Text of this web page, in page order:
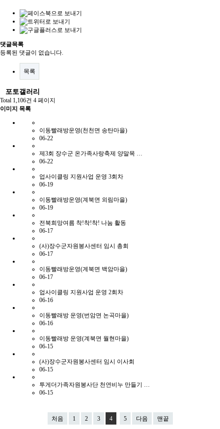
댓글목록
등록된 댓글이 없습니다.
목록
포토갤러리
Total 1,106건 4 페이지
이미지 목록
이동빨래방운영(천천면 송탄마을)
06-22
제3회 장수군 온가족사랑축제 양말목 …
06-22
업사이클링 지원사업 운영 3회차
06-19
이동빨래방운영(계북면 외림마을)
06-19
전북희망여름 착!착!착! 나눔 활동
06-17
(사)장수군자원봉사센터 임시 총회
06-17
이동빨래방운영(계북면 백암마을)
06-17
업사이클링 지원사업 운영 2회차
06-16
이동빨래방 운영(번암면 논곡마을)
06-16
이동빨래방 운영(계북면 월현마을)
06-15
(사)장수군자원봉사센터 임시 이사회
06-15
투게더가족자원봉사단 천연비누 만들기 …
06-15
처음 1 2 3 4 5 다음 맨끝